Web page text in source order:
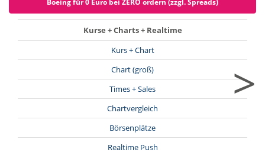
Kurse + Charts + Realtime
Kurs + Chart
Chart (groß)
Times + Sales
Chartvergleich
Börsenplätze
Realtime Push
>